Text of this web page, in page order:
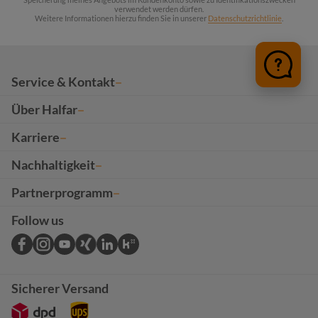
verwendet werden dürfen.
Weitere Informationen hierzu finden Sie in unserer Datenschutzrichtlinie
Service & Kontakt
Über Halfar
Karriere
Nachhaltigkeit
Partnerprogramm
Follow us
Sicherer Versand